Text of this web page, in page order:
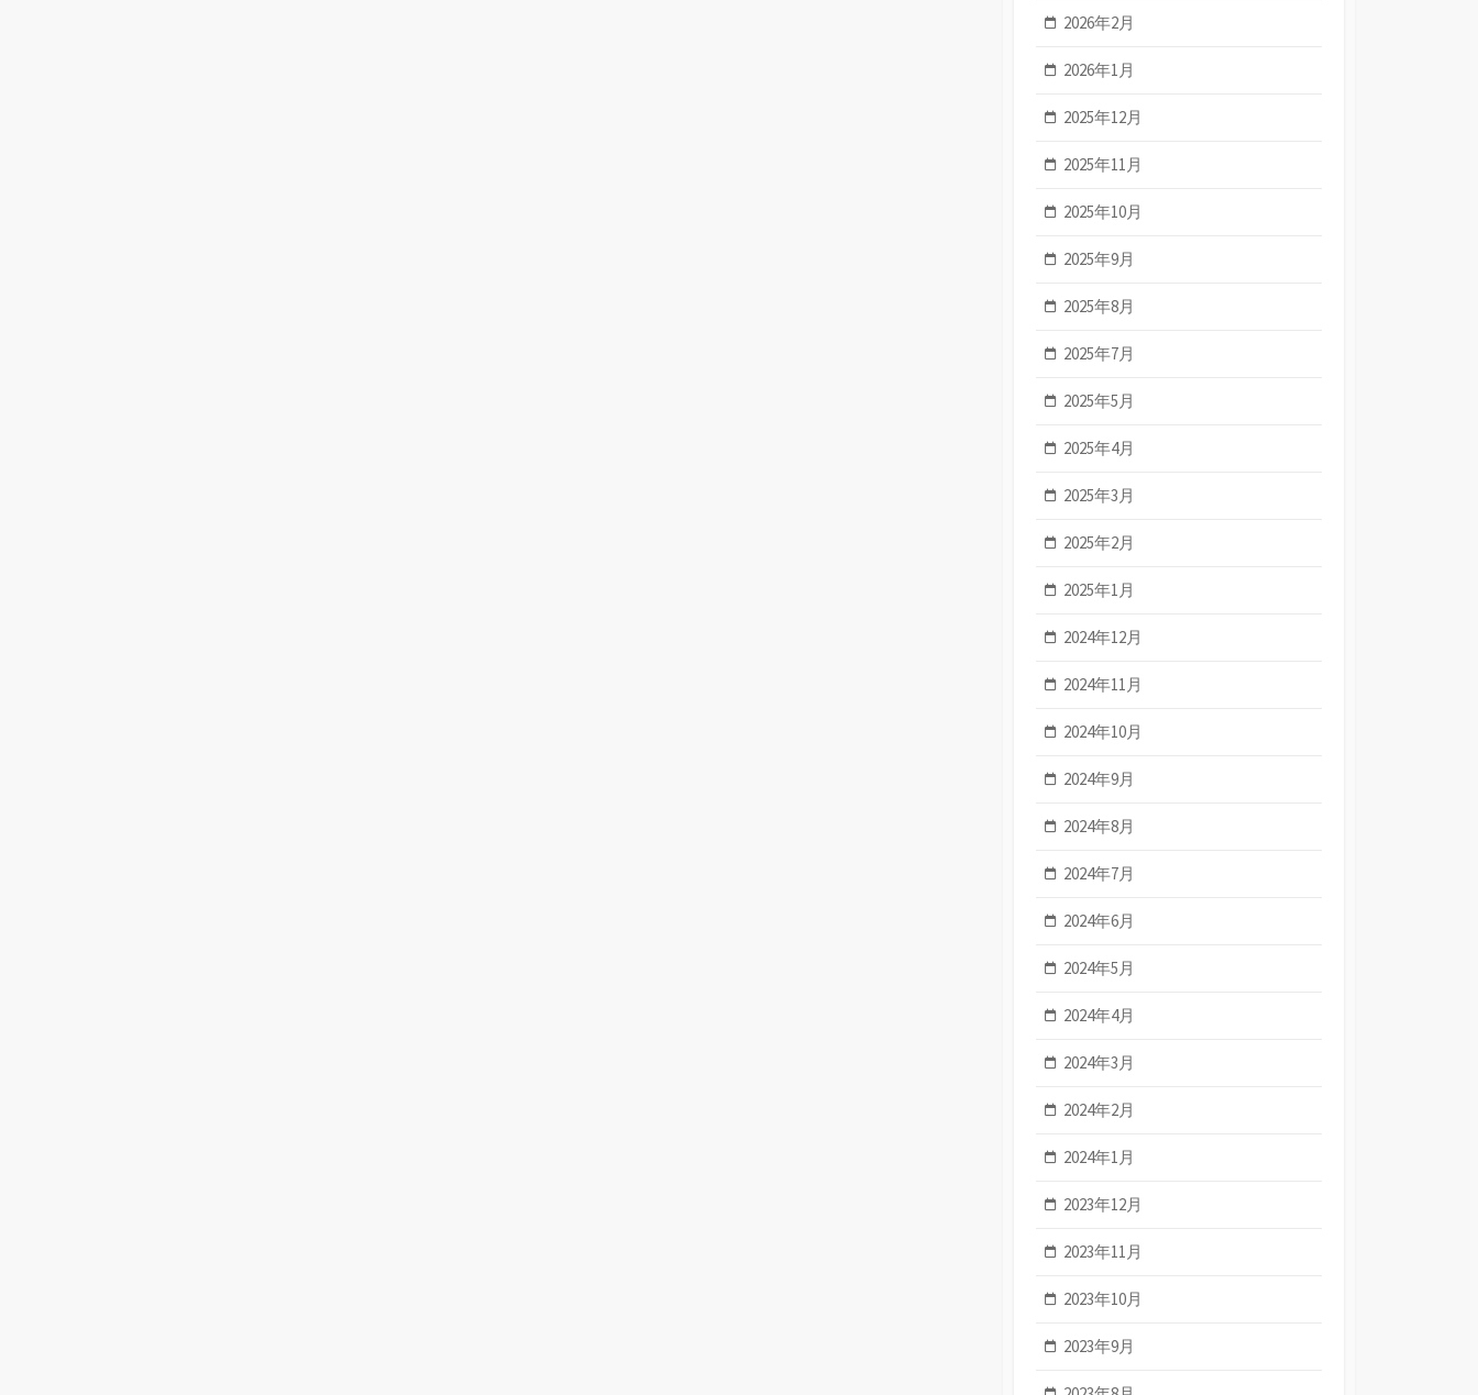
2026年2月
2026年1月
2025年12月
2025年11月
2025年10月
2025年9月
2025年8月
2025年7月
2025年5月
2025年4月
2025年3月
2025年2月
2025年1月
2024年12月
2024年11月
2024年10月
2024年9月
2024年8月
2024年7月
2024年6月
2024年5月
2024年4月
2024年3月
2024年2月
2024年1月
2023年12月
2023年11月
2023年10月
2023年9月